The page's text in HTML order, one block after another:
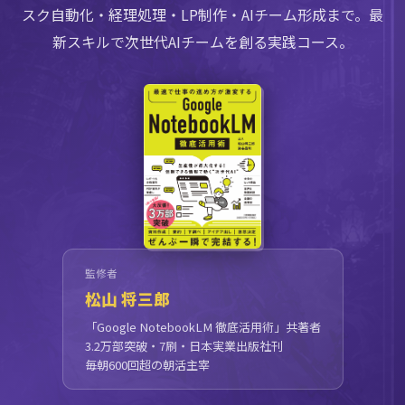
スク自動化・経理処理・LP制作・AIチーム形成まで。最
新スキルで次世代AIチームを創る実践コース。
監修者
松山 将三郎
「Google NotebookLM 徹底活用術」共著者
3.2万部突破・7刷・日本実業出版社刊
毎朝600回超の朝活主宰